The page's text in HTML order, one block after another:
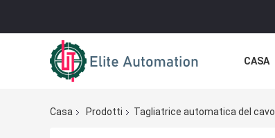
CASA
Casa Prodotti Tagliatrice automatica del cavo